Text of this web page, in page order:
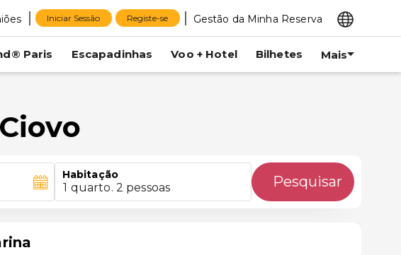
Iniciar Sessão Registe-se Gestão da Minha Reserva
Paris Escapadinhas Voo + Hotel Bilhetes Mais
Habitação
1 quarto. 2 pessoas Pesquisar